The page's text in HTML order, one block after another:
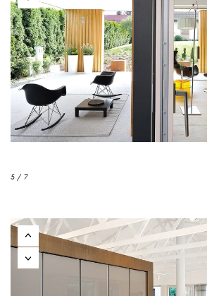
5 / 7